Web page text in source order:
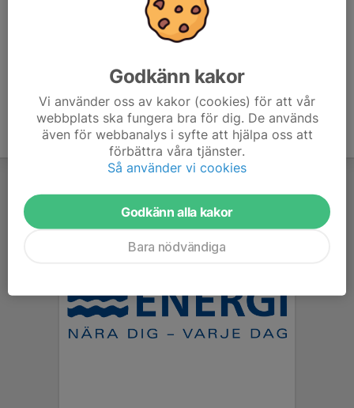
Godkänn kakor
Vi använder oss av kakor (cookies) för att vår
webbplats ska fungera bra för dig. De används
även för webbanalys i syfte att hjälpa oss att
förbättra våra tjänster.
Så använder vi cookies
Godkänn alla kakor
Bara nödvändiga